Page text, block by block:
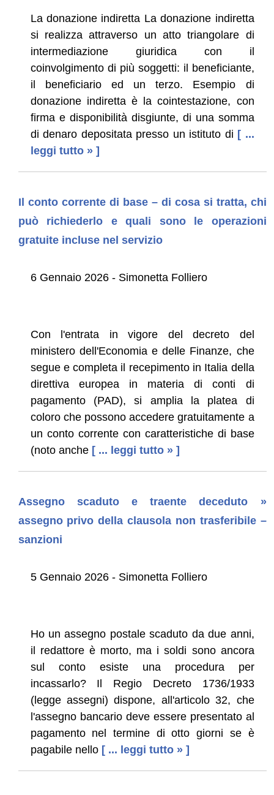
La donazione indiretta La donazione indiretta
si realizza attraverso un atto triangolare di
intermediazione giuridica con il
coinvolgimento di più soggetti: il beneficiante,
il beneficiario ed un terzo. Esempio di
donazione indiretta è la cointestazione, con
firma e disponibilità disgiunte, di una somma
di denaro depositata presso un istituto di [ ...
leggi tutto » ]
Il conto corrente di base – di cosa si tratta, chi
può richiederlo e quali sono le operazioni
gratuite incluse nel servizio
6 Gennaio 2026 - Simonetta Folliero
Con l'entrata in vigore del decreto del
ministero dell'Economia e delle Finanze, che
segue e completa il recepimento in Italia della
direttiva europea in materia di conti di
pagamento (PAD), si amplia la platea di
coloro che possono accedere gratuitamente a
un conto corrente con caratteristiche di base
(noto anche [ ... leggi tutto » ]
Assegno scaduto e traente deceduto »
assegno privo della clausola non trasferibile –
sanzioni
5 Gennaio 2026 - Simonetta Folliero
Ho un assegno postale scaduto da due anni,
il redattore è morto, ma i soldi sono ancora
sul conto esiste una procedura per
incassarlo? Il Regio Decreto 1736/1933
(legge assegni) dispone, all'articolo 32, che
l'assegno bancario deve essere presentato al
pagamento nel termine di otto giorni se è
pagabile nello [ ... leggi tutto » ]